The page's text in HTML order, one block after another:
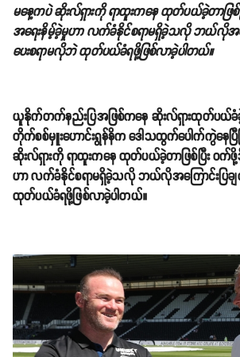
မနေ့ကပဲ ဆိုးလ်ရှားကို ရာထူးကနေ ထုတ်ပယ်ခဲ့တာဖြစ်
အရေးနိမ့်ခဲ့မှုဟာ လက်ခံနိုင်စရာမရှိခဲ့သလို ဘယ်လိုအကြ
ပေးစရာမလိုဘဲ ထုတ်ပယ်ခံရဖို့ဖြစ်လာခဲ့ပါတယ်။
ယူနိုက်တက်နည်းပြအဖြစ်ကနေ ဆိုးလ်ရှားထုတ်ပယ်ခံ
တိုက်စစ်မှူးဟောင်းရွန်နိက ဒေါသထွက်ပေါက်ကွဲနေပြီ
ဆိုးလ်ရှားကို ရာထူးကနေ ထုတ်ပယ်ခဲ့တာဖြစ်ပြီး ဝက်
ဟာ လက်ခံနိုင်စရာမရှိခဲ့သလို ဘယ်လိုအကြောင်းပြချ
ထုတ်ပယ်ခံရဖို့ဖြစ်လာခဲ့ပါတယ်။